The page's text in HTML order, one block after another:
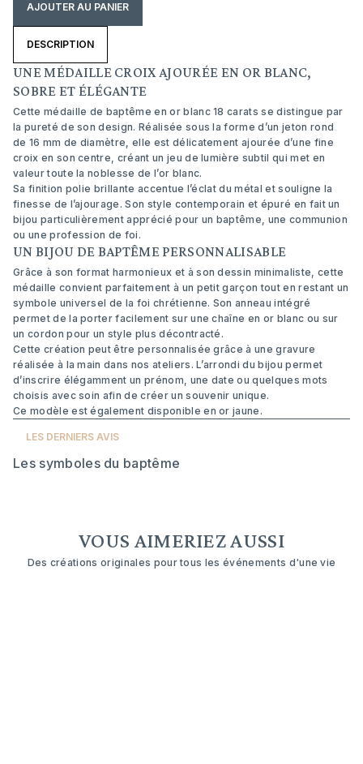
AJOUTER AU PANIER
DESCRIPTION
UNE MÉDAILLE CROIX AJOURÉE EN OR BLANC,
SOBRE ET ÉLÉGANTE
Cette médaille de baptême en or blanc 18 carats se distingue par
la pureté de son design. Réalisée sous la forme d’un jeton rond
de 16 mm de diamètre, elle est délicatement ajourée d’une fine
croix en son centre, créant un jeu de lumière subtil qui met en
valeur toute la noblesse de l’or blanc.
Sa finition polie brillante accentue l’éclat du métal et souligne la
finesse de l’ajourage. Son style contemporain et épuré en fait un
bijou particulièrement apprécié pour un baptême, une communion
ou une profession de foi.
UN BIJOU DE BAPTÊME PERSONNALISABLE
Grâce à son format harmonieux et à son dessin minimaliste, cette
médaille convient parfaitement à un petit garçon tout en restant un
symbole universel de la foi chrétienne. Son anneau intégré
permet de la porter facilement sur une chaîne en or blanc ou sur
un cordon pour un style plus décontracté.
Cette création peut être personnalisée grâce à une gravure
réalisée à la main dans nos ateliers. L’arrondi du bijou permet
d’inscrire élégamment un prénom, une date ou quelques mots
choisis avec soin afin de créer un souvenir unique.
Ce modèle est également disponible en or jaune.
LES DERNIERS AVIS
Les symboles du baptême
VOUS AIMERIEZ AUSSI
Des créations originales pour tous les événements d'une vie